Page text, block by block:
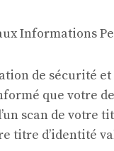
Informations
de sécurité
que votre
scan de votre
titre d’identité